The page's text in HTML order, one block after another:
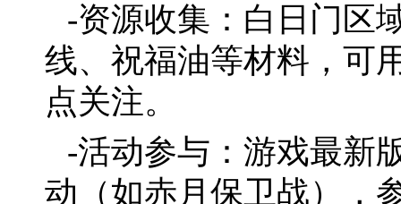
-资源收集：白日门区
线、祝福油等材料，可
点关注。
-活动参与：游戏最新
动（如赤月保卫战），